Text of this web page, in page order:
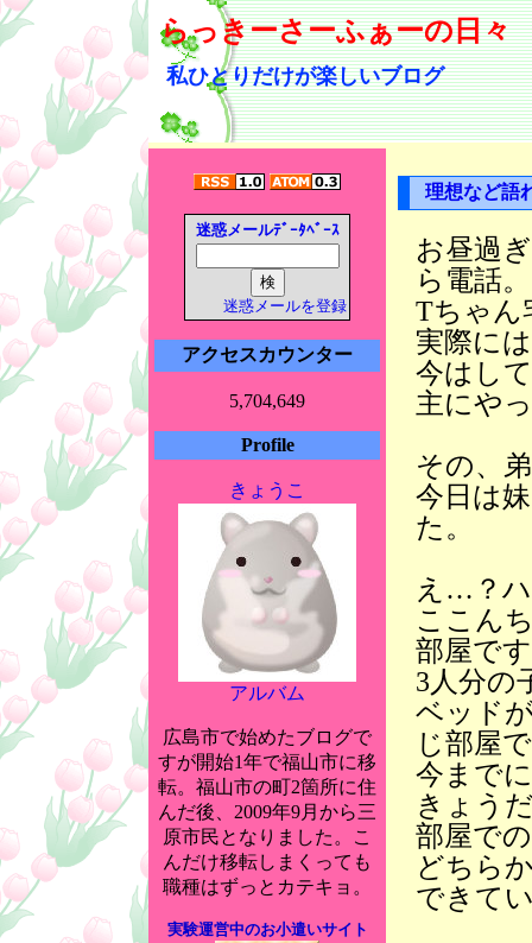
らっきーさーふぁーの日々
私ひとりだけが楽しいブログ
迷惑メールﾃﾞｰﾀﾍﾞｰｽ
迷惑メールを登録
アクセスカウンター
5,704,649
Profile
きょうこ
アルバム
広島市で始めたブログで
すが開始1年で福山市に移
転。福山市の町2箇所に住
んだ後、2009年9月から三
原市民となりました。こ
んだけ移転しまくっても
職種はずっとカテキョ。
実験運営中のお小遣いサイト
理想など語
お昼過
ら電話。
Tちゃん
実際に
今はし
主にや
その、
今日は
た。
え…？
ここん
部屋で
3人分の
ベッド
じ部屋
今まで
きょう
部屋で
どちら
できて